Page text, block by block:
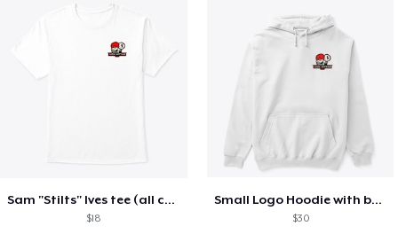
Sam "Stilts" Ives tee (all colors)
$18
Small Logo Hoodie with back (all colors)
$30